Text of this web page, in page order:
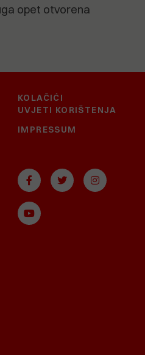
opet otvorena
KOLAČIĆI
UVJETI KORIŠTENJA
IMPRESSUM